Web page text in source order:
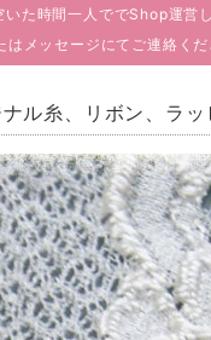
時間一人ででShop運営し
メッセージにてご連絡く
ル糸、リボン、ラ